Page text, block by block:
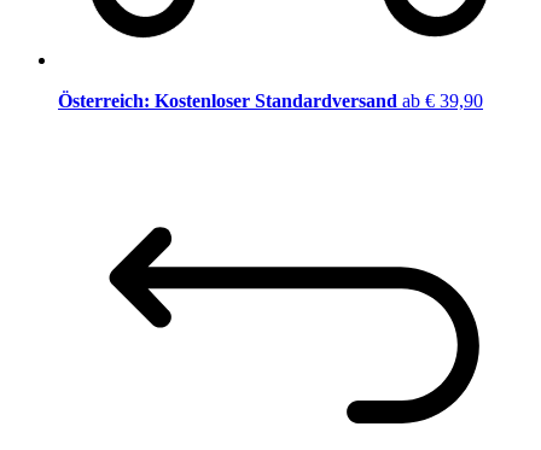
Österreich: Kostenloser Standardversand ab € 39,90